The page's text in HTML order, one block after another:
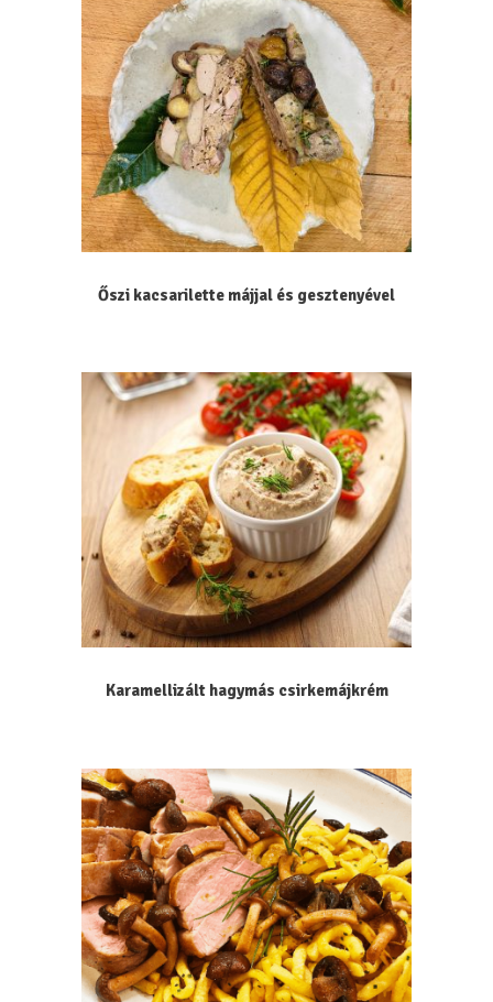
Őszi kacsarilette májjal és gesztenyével
Karamellizált hagymás csirkemájkrém